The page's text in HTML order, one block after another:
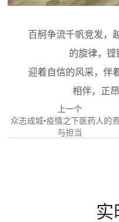
百舸争流千帆竞发，
的旋律，
迎着自信的风采，伴
相伴，正
上一个
众志成城•疫情之下医药人的
与担当
实